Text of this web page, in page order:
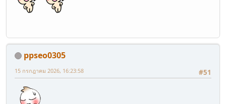
ppseo0305
#51
15 กรกฎาคม 2026, 16:23:58